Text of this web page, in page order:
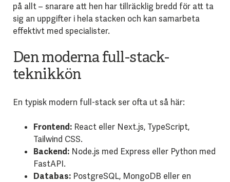
på allt – snarare att hen har tillräcklig bredd för att ta
sig an uppgifter i hela stacken och kan samarbeta
effektivt med specialister.
Den moderna full-stack-
teknikkön
En typisk modern full-stack ser ofta ut så här:
Frontend:React eller Next.js, TypeScript,
Tailwind CSS.
Backend:Node.js med Express eller Python med
FastAPI.
Databas:PostgreSQL, MongoDB eller en